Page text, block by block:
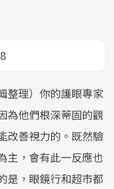
整理）你的護眼專家
為他們根深蒂固的觀
改善視力的。既然驗
主，會有此一反應也
是，眼鏡行和超市都